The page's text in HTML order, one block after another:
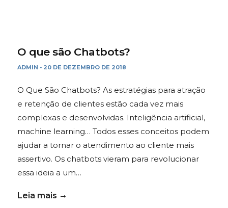
O que são Chatbots?
ADMIN - 20 DE DEZEMBRO DE 2018
O Que São Chatbots? As estratégias para atração
e retenção de clientes estão cada vez mais
complexas e desenvolvidas. Inteligência artificial,
machine learning… Todos esses conceitos podem
ajudar a tornar o atendimento ao cliente mais
assertivo. Os chatbots vieram para revolucionar
essa ideia a um…
Leia mais